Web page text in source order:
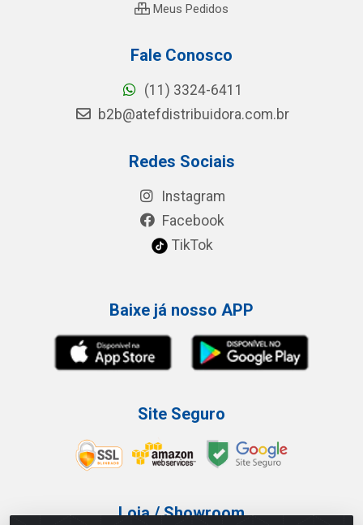
Meus Pedidos
Fale Conosco
(11) 3324-6411
b2b@atefdistribuidora.com.br
Redes Sociais
Instagram
Facebook
TikTok
Baixe já nosso APP
Site Seguro
Loja / Showroom